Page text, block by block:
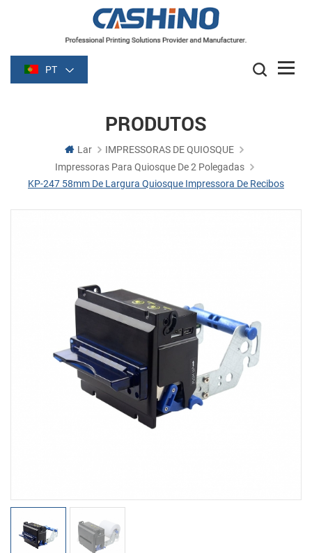
PT
PRODUTOS
Lar
IMPRESSORAS DE QUIOSQUE
Impressoras Para Quiosque De 2 Polegadas
KP-247 58mm De Largura Quiosque Impressora De Recibos